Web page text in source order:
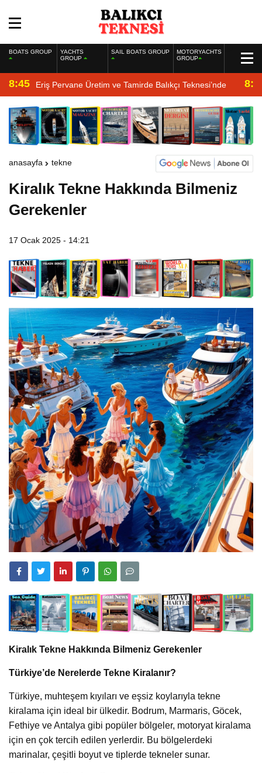
BOATS GROUP
YACHTS
GROUP
SAIL BOATS GROUP
MOTORYACHTS
GROUP
8:45 Eriş Pervane Üretim ve Tamirde Balıkçı Teknesi’nde
anasayfa tekne
Kiralık Tekne Hakkında Bilmeniz
Gerekenler
17 Ocak 2025 - 14:21
Kiralık Tekne Hakkında Bilmeniz Gerekenler
Türkiye’de Nerelerde Tekne Kiralanır?
Türkiye, muhteşem kıyıları ve eşsiz koylarıyla tekne
kiralama için ideal bir ülkedir. Bodrum, Marmaris, Göcek,
Fethiye ve Antalya gibi popüler bölgeler, motoryat kiralama
için en çok tercih edilen yerlerdir. Bu bölgelerdeki
marinalar, çeşitli boyut ve tiplerde tekneler sunar.